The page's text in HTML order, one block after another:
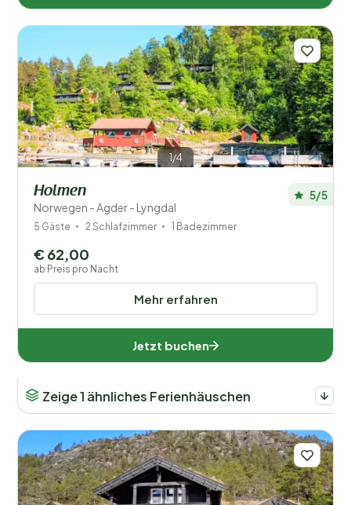
1/4
Holmen
Norwegen - Agder - Lyngdal
5/5
5 Gäste 2 Schlafzimmer 1 Badezimmer
Mehr erfahren
€ 62,00
ab Preis pro Nacht
Jetzt buchen
Zeige 1 ähnliches Ferienhäuschen